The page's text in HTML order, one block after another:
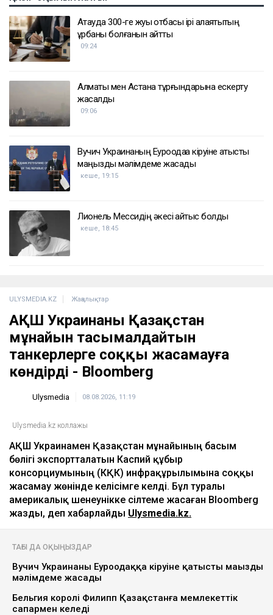
Ақтауда 300-ге жуық отбасы ірі алаяқтықтың
құрбаны болғанын айтты
09:24
Алматы мен Астана тұрғындарына ескерту
жасалды
09:06
Вучич Украинаның Еуроодаққа кіруіне қатысты
маңызды мәлімдеме жасады
кеше, 19:15
Лионель Мессидің әкесі қайтыс болды
кеше, 18:45
ULYSMEDIA.KZ Жаңалықтар
АҚШ Украинаны Қазақстан
мұнайын тасымалдайтын
танкерлерге соққы жасамауға
көндірді - Bloomberg
Ulysmedia 08.08.2026, 11:19
Ulysmedia.kz коллажы
АҚШ Украинамен Қазақстан мұнайының басым
бөлігі экспортталатын Каспий құбыр
консорциумының (КҚК) инфрақұрылымына соққы
жасамау жөнінде келісімге келді. Бұл туралы
америкалық шенеунікке сілтеме жасаған Bloomberg
жазды, деп хабарлайды Ulysmedia.kz.
ТАҒЫ ДА ОҚЫҢЫЗДАР
Вучич Украинаның Еуроодаққа кіруіне қатысты маңызды
мәлімдеме жасады
Бельгия королі Филипп Қазақстанға мемлекеттік
сапармен келеді